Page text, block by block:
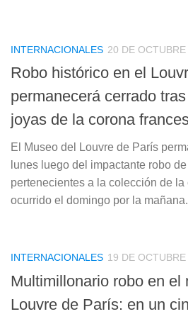
INTERNACIONALES 20 DE
Robo histórico en el
permanecerá cerrado
joyas de la corona
El Museo del Louvre de París
lunes luego del impactante robo
pertenecientes a la colección de la
ocurrido el domingo por la
INTERNACIONALES 19 DE
Multimillonario robo en el
Louvre de París: en un